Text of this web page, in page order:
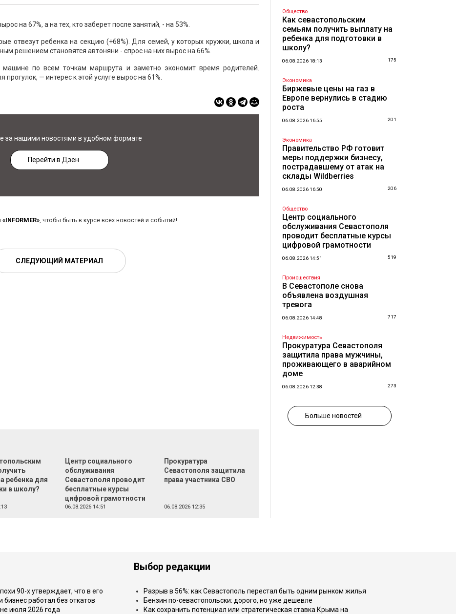
на 67%, а на тех, кто заберет после занятий, - на 53%.
отвезут ребенка на секцию (+68%). Для семей, у которых кружки, школа и
решением становятся автоняни - спрос на них вырос на 66%.
машине по всем точкам маршрута и заметно экономит время родителей.
— интерес к этой услуге вырос на 61%.
за нашими новостями в удобном формате
Перейти в Дзен
«INFORMER», чтобы быть в курсе всех новостей и событий!
СЛЕДУЮЩИЙ МАТЕРИАЛ
ребенка для
в школу?
Центр социального
обслуживания
Севастополя проводит
бесплатные курсы
цифровой грамотности
06.08.2026 14:51
Прокуратура
Севастополя защитила
права участника СВО
06.08.2026 12:35
Общество
Как севастопольским
семьям получить выплату на
ребенка для подготовки в
школу?
06.08.2026 18:13 175
Экономика
Биржевые цены на газ в
Европе вернулись в стадию
роста
06.08.2026 16:55 201
Экономика
Правительство РФ готовит
меры поддержки бизнесу,
пострадавшему от атак на
склады Wildberries
06.08.2026 16:50 206
Общество
Центр социального
обслуживания Севастополя
проводит бесплатные курсы
цифровой грамотности
06.08.2026 14:51 519
Происшествия
В Севастополе снова
объявлена воздушная
тревога
06.08.2026 14:48 717
Недвижимость
Прокуратура Севастополя
защитила права мужчины,
проживающего в аварийном
доме
06.08.2026 12:38 273
Больше новостей
90-х утверждает, что в его
работал без откатов
июля 2026 года
Выбор редакции
Разрыв в 56%: как Севастополь перестал быть одним рынком жилья
Бензин по-севастопольски: дорого, но уже дешевле
Как сохранить потенциал или стратегическая ставка Крыма на